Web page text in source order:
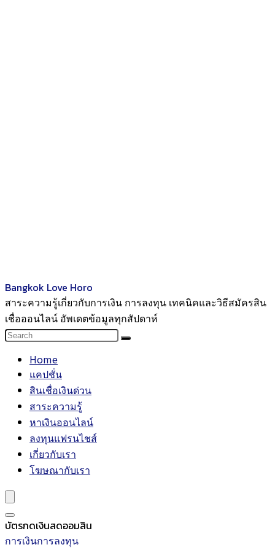
Bangkok Love Horo
สาระความรู้เกี่ยวกับการเงิน การลงทุน เทคนิคและวิธีสมัครสิน
เชื่อออนไลน์ อัพเดตข้อมูลทุกสัปดาห์
Home
แคปชั่น
สินเชื่อเงินด่วน
สาระความรู้
หาเงินออนไลน์
ลงทุนแฟรนไชส์
เกี่ยวกับเรา
โฆษณากับเรา
บัตรกดเงินสดออมสิน
การเงินการลงทุน